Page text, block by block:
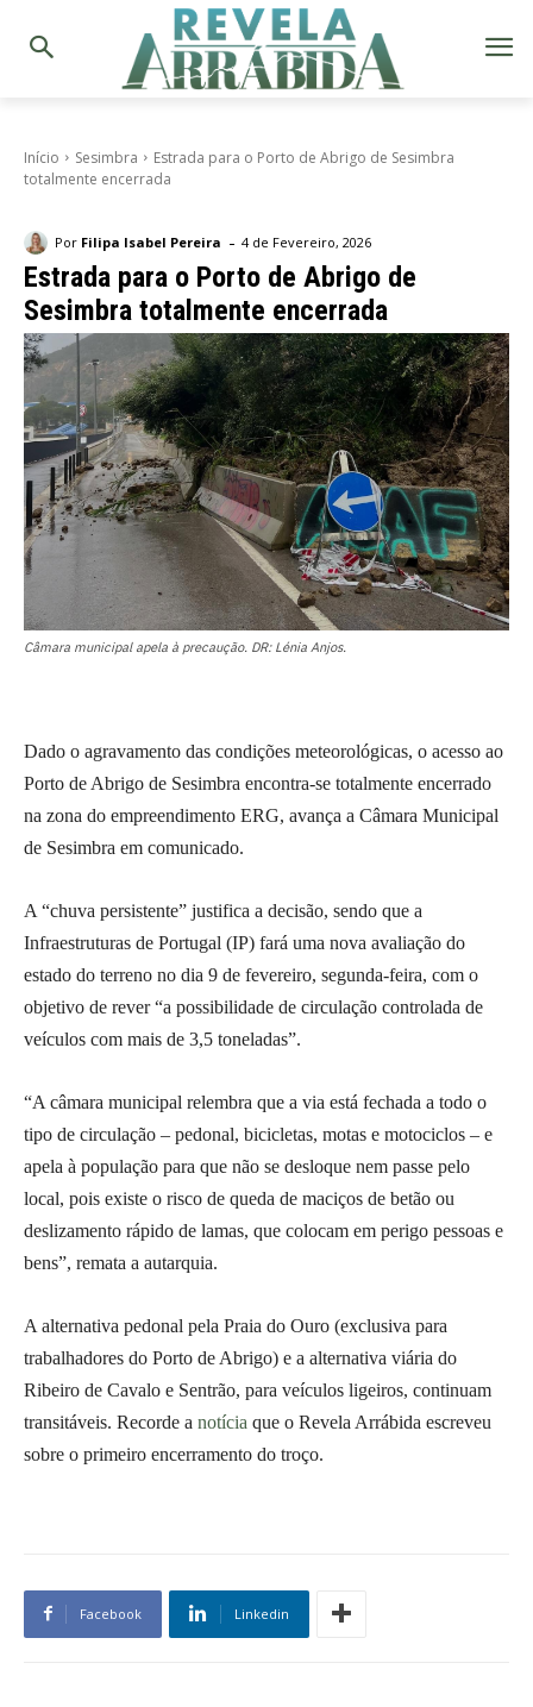
Início Sesimbra
Estrada para o Porto de Abrigo de Sesimbra
totalmente encerrada
Por Filipa Isabel Pereira - 4 de Fevereiro, 2026
Estrada para o Porto de Abrigo de
Sesimbra totalmente encerrada
Câmara municipal apela à precaução. DR: Lénia Anjos.
Dado o agravamento das condições meteorológicas, o acesso ao
Porto de Abrigo de Sesimbra encontra-se totalmente encerrado
na zona do empreendimento ERG, avança a Câmara Municipal
de Sesimbra em comunicado.
A “chuva persistente” justifica a decisão, sendo que a
Infraestruturas de Portugal (IP) fará uma nova avaliação do
estado do terreno no dia 9 de fevereiro, segunda-feira, com o
objetivo de rever “a possibilidade de circulação controlada de
veículos com mais de 3,5 toneladas”.
“A câmara municipal relembra que a via está fechada a todo o
tipo de circulação – pedonal, bicicletas, motas e motociclos – e
apela à população para que não se desloque nem passe pelo
local, pois existe o risco de queda de maciços de betão ou
deslizamento rápido de lamas, que colocam em perigo pessoas e
bens”, remata a autarquia.
A alternativa pedonal pela Praia do Ouro (exclusiva para
trabalhadores do Porto de Abrigo) e a alternativa viária do
Ribeiro de Cavalo e Sentrão, para veículos ligeiros, continuam
transitáveis. Recorde a notícia que o Revela Arrábida escreveu
sobre o primeiro encerramento do troço.
Facebook Linkedin